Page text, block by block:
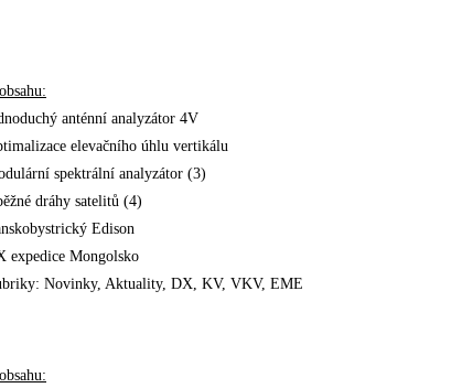
anténní analyzátor 4V
elevačního úhlu vertikálu
spektrální analyzátor (3)
dráhy satelitů (4)
Edison
expedice Mongolsko
Novinky, Aktuality, DX, KV, VKV, EME